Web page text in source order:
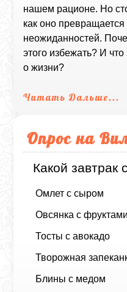
нашем рационе. Но
как оно превращается
неожиданностей.
этого избежать? И
о жизни?
Читать Дальше...
Опрос на
Какой завтрак
Омлет с сыром
Овсянка с фруктами
Тосты с авокадо
Творожная
Блины с медом